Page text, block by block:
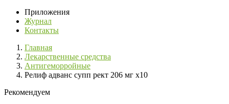
Приложения
Журнал
Контакты
Главная
Лекарственные средства
Антигеморройные
Релиф адванс супп рект 206 мг х10
Рекомендуем